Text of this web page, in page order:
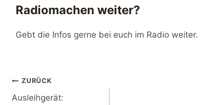
Radiomachen weiter?
Gebt die Infos gerne bei euch im Radio weiter.
Beitragsnavigation
ZURÜCK
Ausleihgerät: